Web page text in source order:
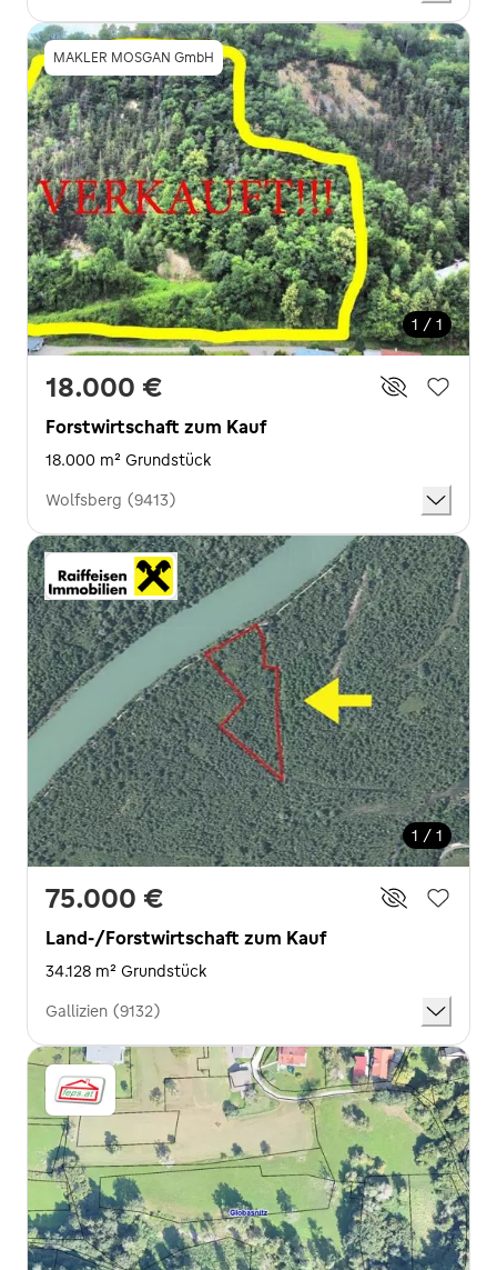
MAKLER MOSGAN GmbH
1 / 1
18.000 €
Forstwirtschaft zum Kauf
18.000 m² Grundstück
Wolfsberg (9413)
1 / 1
75.000 €
Land-/Forstwirtschaft zum Kauf
34.128 m² Grundstück
Gallizien (9132)